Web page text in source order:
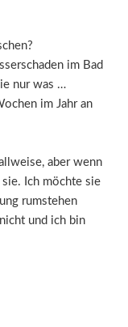
im Bad
nur was …
im Jahr an
aber wenn
sie. Ich möchte sie
rumstehen
und ich bin